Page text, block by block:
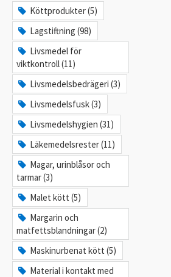
Köttprodukter (5)
Lagstiftning (98)
Livsmedel för
viktkontroll (11)
Livsmedelsbedrägeri (3)
Livsmedelsfusk (3)
Livsmedelshygien (31)
Läkemedelsrester (11)
Magar, urinblåsor och
tarmar (3)
Malet kött (5)
Margarin och
matfettsblandningar (2)
Maskinurbenat kött (5)
Material i kontakt med